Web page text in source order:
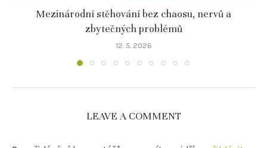
Mezinárodní stěhování bez chaosu, nervů a
zbytečných problémů
12. 5. 2026
LEAVE A COMMENT